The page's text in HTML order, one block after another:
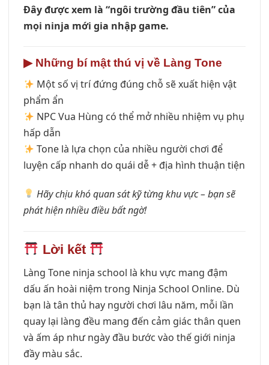
Đây được xem là “ngôi trường đầu tiên” của
mọi ninja mới gia nhập game.
▶ Những bí mật thú vị về Làng Tone
Một số vị trí đứng đúng chỗ sẽ xuất hiện vật
phẩm ẩn
NPC Vua Hùng có thể mở nhiều nhiệm vụ phụ
hấp dẫn
Tone là lựa chọn của nhiều người chơi để
luyện cấp nhanh do quái dễ + địa hình thuận tiện
Hãy chịu khó quan sát kỹ từng khu vực – bạn sẽ
phát hiện nhiều điều bất ngờ!
Lời kết
Làng Tone ninja school là khu vực mang đậm
dấu ấn hoài niệm trong Ninja School Online. Dù
bạn là tân thủ hay người chơi lâu năm, mỗi lần
quay lại làng đều mang đến cảm giác thân quen
và ấm áp như ngày đầu bước vào thế giới ninja
đầy màu sắc.